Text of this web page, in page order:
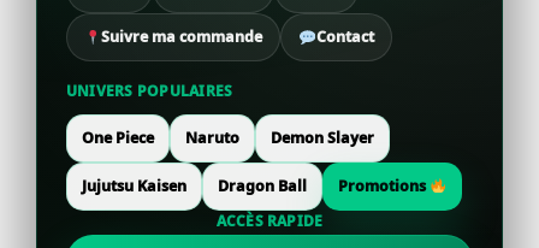
Suivre ma commande Contact
UNIVERS POPULAIRES
One Piece Naruto Demon Slayer
Jujutsu Kaisen Dragon Ball
Promotions
ACCÈS RAPIDE